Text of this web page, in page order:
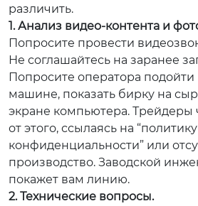
различить.
1. Анализ видео-контента и
Попросите провести
Не соглашайтесь на заранее
Попросите оператора подойти
машине, показать бирку на
экране компьютера. Трейдеры
от этого, ссылаясь на “политику
конфиденциальности” или
производство. Заводской
покажет вам линию.
2. Технические вопросы.